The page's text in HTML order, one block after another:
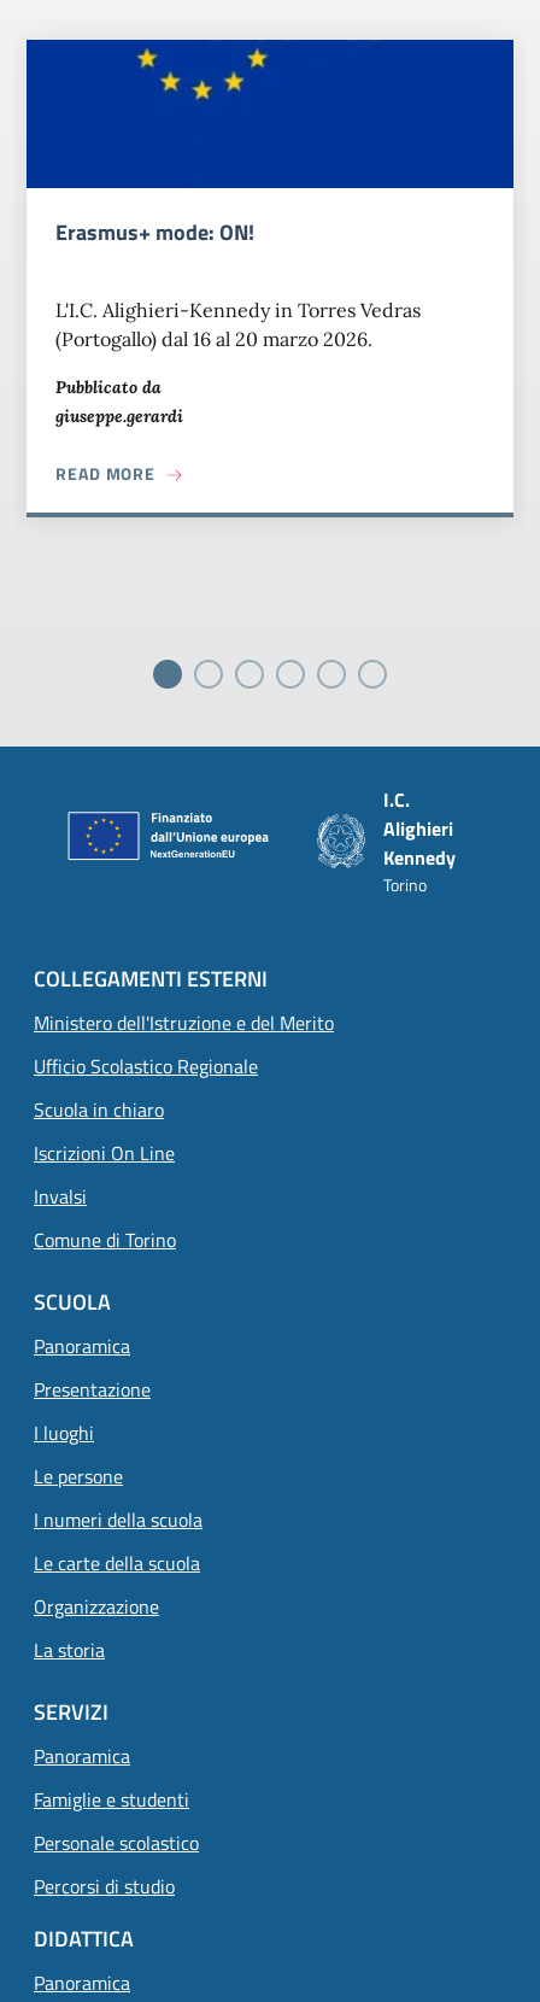
Erasmus+ mode: ON!
L'I.C. Alighieri-Kennedy in Torres Vedras
(Portogallo) dal 16 al 20 marzo 2026.
Pubblicato da
giuseppe.gerardi
READ MORE ABOUT ERASMUS+ MODE: ON!
I.C.
Alighieri
Kennedy
Torino
COLLEGAMENTI ESTERNI
Ministero dell'Istruzione e del Merito
Ufficio Scolastico Regionale
Scuola in chiaro
Iscrizioni On Line
Invalsi
Comune di Torino
SCUOLA
Panoramica
Presentazione
I luoghi
Le persone
I numeri della scuola
Le carte della scuola
Organizzazione
La storia
SERVIZI
Panoramica
Famiglie e studenti
Personale scolastico
Percorsi di studio
DIDATTICA
Panoramica